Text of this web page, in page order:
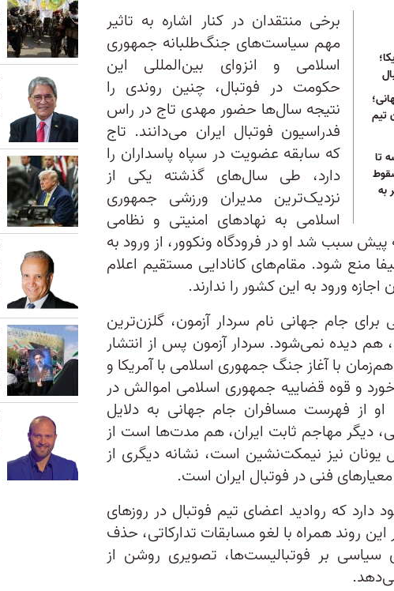
تیم
تا
به
برخی منتقدان در کنار اشاره به تاثیر
مهم سیاست‌های جنگ‌طلبانه جمهوری
اسلامی و انزوای بین‌المللی این
حکومت در فوتبال، چنین روندی را
نتیجه سال‌ها حضور مهدی تاج در راس
فدراسیون فوتبال ایران می‌دانند. تاج
که سابقه عضویت در سپاه پاسداران را
دارد، طی سال‌های گذشته یکی از
نزدیک‌ترین مدیران ورزشی جمهوری
اسلامی به نهادهای امنیتی و نظامی
سبب شد او در فرودگاه ونکوور، از ورود به
منع شود. مقام‌های کانادایی مستقیم اعلام
اجازه ورود به این کشور را ندارند.
برای جام جهانی نام سردار آزمون، گلزن‌ترین
هم دیده نمی‌شود. سردار آزمون پس از انتشار
با آغاز جنگ جمهوری اسلامی با آمریکا و
و قوه قضاییه جمهوری اسلامی اموالش در
از فهرست مسافران جام جهانی به دلایل
دیگر مهاجم ثابت ایران، هم مدت‌ها است از
یونان نیز نیمکت‌نشین است، نشانه دیگری از
فنی در فوتبال ایران است.
دارد که روادید اعضای تیم فوتبال در روزهای
روند همراه با لغو مسابقات تدارکاتی، حذف
سیاسی بر فوتبالیست‌ها، تصویری روشن از